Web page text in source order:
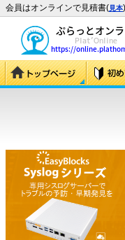
会員はオンラインで見積書(見本